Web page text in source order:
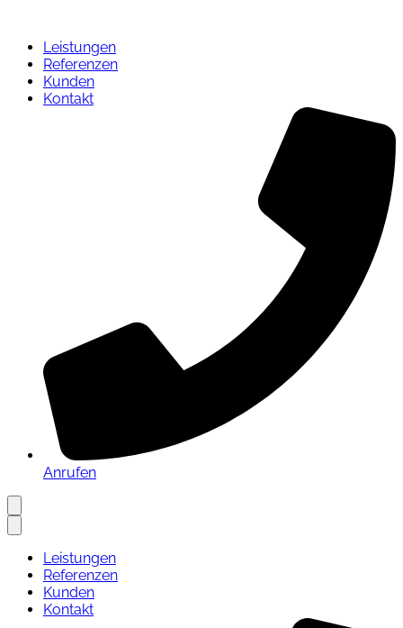
Leistungen
Referenzen
Kunden
Kontakt
Anrufen
Leistungen
Referenzen
Kunden
Kontakt